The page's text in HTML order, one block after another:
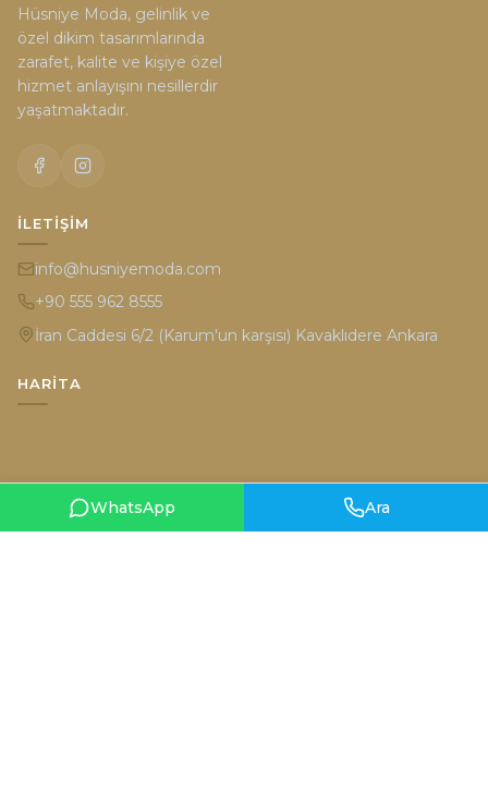
Hüsniye Moda, gelinlik ve
özel dikim tasarımlarında
zarafet, kalite ve kişiye özel
hizmet anlayışını nesillerdir
yaşatmaktadır.
İLETIŞIM
info@husniyemoda.com
+90 555 962 8555
İran Caddesi 6/2 (Karum'un karşısı) Kavaklıdere Ankara
HARITA
WhatsApp Ara